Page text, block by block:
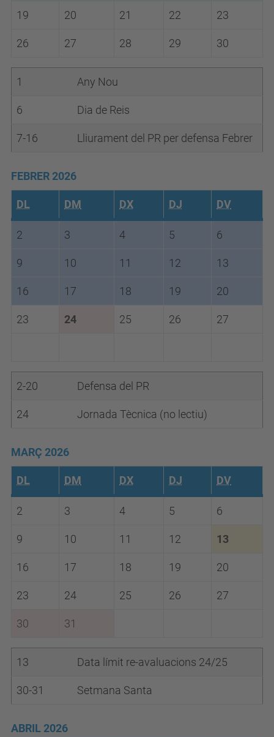
19 20 21 22 23
26 27 28 29 30
1 Any Nou
6 Dia de Reis
7-16 Lliurament del PR per defensa Febrer
FEBRER 2026
DL DM DX DJ DV
2 3 4 5 6
9 10 11 12 13
16 17 18 19 20
23 24 25 26 27
2-20 Defensa del PR
24 Jornada Tècnica (no lectiu)
MARÇ 2026
DL DM DX DJ DV
2 3 4 5 6
9 10 11 12 13
16 17 18 19 20
23 24 25 26 27
30 31
13 Data límit re-avaluacions 24/25
30-31 Setmana Santa
ABRIL 2026